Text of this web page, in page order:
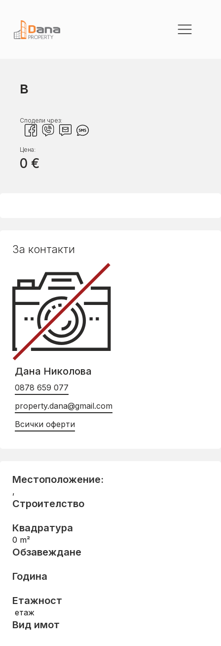
в
Сподели чрез:
Цена:
0 €
За контакти
Дана Николова
0878 659 077
property.dana@gmail.com
Всички оферти
Местоположение:
,
Строителство
Квадратура
0 m²
Обзавеждане
Година
Етажност
етаж
Вид имот